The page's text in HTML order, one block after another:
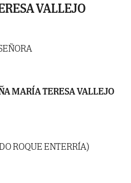
VALLEJO
MARÍA TERESA VALLEJO
ROQUE ENTERRÍA)